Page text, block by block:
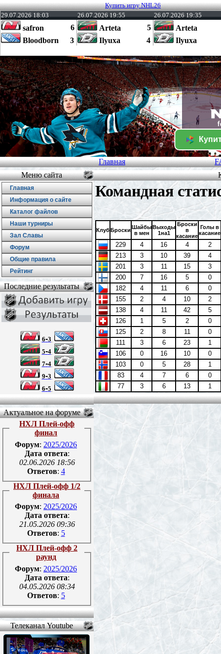
Купить игру NHL26
29.07.2026 18:03
safron
Bloodborn
6
3
26.07.2026 19:55
Arteta
Ilyuxa
5
4
26.07.2026 19:35
Arteta
Ilyuxa
Главная
Меню сайта
Главная
Информация о сайте
Каталог файлов
Наши турниры
Зал Славы
Форум
Общие правила
Рейтинг
Последние результаты
6-3
5-4
7-4
9-3
6-5
Актуальное на форуме
НХЛ Плей-офф
финал
Форум: 2025/2026
Дата ответа:
02.06.2026 18:56
Ответов: 4
НХЛ Плей-офф 1/2
финала
Форум: 2025/2026
Дата ответа:
21.05.2026 09:36
Ответов: 5
НХЛ Плей-офф 2
раунд
Форум: 2025/2026
Дата ответа:
04.05.2026 08:34
Ответов: 5
Телеканал Youtube
Командная
КлубБроски Шайбы
в мен
Выходы
1на1
Броски
в
касание
Голы в
касание
229 4 16 4
2
213
3 10 39
4
201
3 11 15
3
200
7 16 5
0
182
4 11 6
0
155
2 4 10
2
138
4 11 42
5
126
1 5 2
0
125
2 8 11
0
111
3 6 23
1
106
0 16 10
0
103
0 5 28
1
83
4 7 6
0
77
3 6 13 1